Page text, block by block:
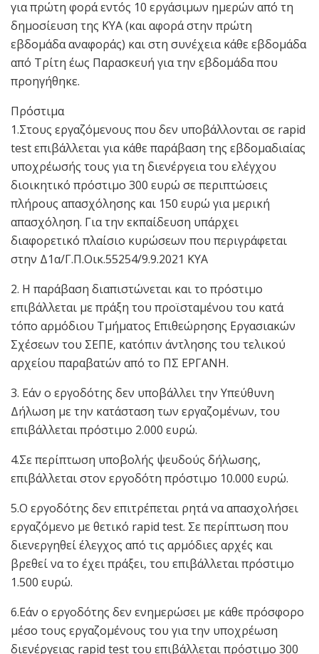
για πρώτη φορά εντός 10 εργάσιμων ημερών από τη
δημοσίευση της ΚΥΑ (και αφορά στην πρώτη
εβδομάδα αναφοράς) και στη συνέχεια κάθε εβδομάδα
από Τρίτη έως Παρασκευή για την εβδομάδα που
προηγήθηκε.
Πρόστιμα
1.Στους εργαζόμενους που δεν υποβάλλονται σε rapid
test επιβάλλεται για κάθε παράβαση της εβδομαδιαίας
υποχρέωσής τους για τη διενέργεια του ελέγχου
διοικητικό πρόστιμο 300 ευρώ σε περιπτώσεις
πλήρους απασχόλησης και 150 ευρώ για μερική
απασχόληση. Για την εκπαίδευση υπάρχει
διαφορετικό πλαίσιο κυρώσεων που περιγράφεται
στην Δ1α/Γ.Π.Οικ.55254/9.9.2021 ΚΥΑ
2. Η παράβαση διαπιστώνεται και το πρόστιμο
επιβάλλεται με πράξη του προϊσταμένου του κατά
τόπο αρμόδιου Τμήματος Επιθεώρησης Εργασιακών
Σχέσεων του ΣΕΠΕ, κατόπιν άντλησης του τελικού
αρχείου παραβατών από το ΠΣ ΕΡΓΑΝΗ.
3. Εάν ο εργοδότης δεν υποβάλλει την Υπεύθυνη
Δήλωση με την κατάσταση των εργαζομένων, του
επιβάλλεται πρόστιμο 2.000 ευρώ.
4.Σε περίπτωση υποβολής ψευδούς δήλωσης,
επιβάλλεται στον εργοδότη πρόστιμο 10.000 ευρώ.
5.O εργοδότης δεν επιτρέπεται ρητά να απασχολήσει
εργαζόμενο με θετικό rapid test. Σε περίπτωση που
διενεργηθεί έλεγχος από τις αρμόδιες αρχές και
βρεθεί να το έχει πράξει, του επιβάλλεται πρόστιμο
1.500 ευρώ.
6.Εάν ο εργοδότης δεν ενημερώσει με κάθε πρόσφορο
μέσο τους εργαζομένους του για την υποχρέωση
διενέργειας rapid test του επιβάλλεται πρόστιμο 300